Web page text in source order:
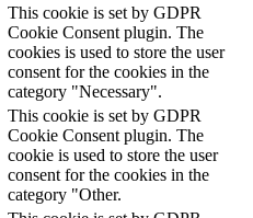
This cookie is set by GDPR
Cookie Consent plugin. The
cookies is used to store the user
consent for the cookies in the
category "Necessary".
This cookie is set by GDPR
Cookie Consent plugin. The
cookie is used to store the user
consent for the cookies in the
category "Other.